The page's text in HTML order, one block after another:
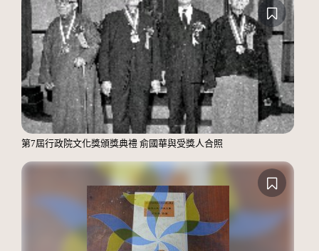
第7屆行政院文化獎頒獎典禮 俞國華與受獎人合照